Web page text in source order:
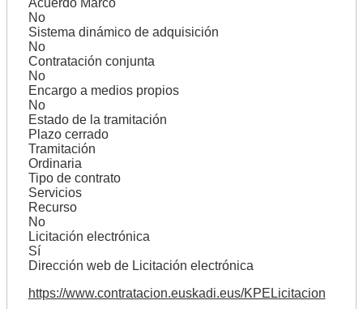
No
Sistema dinámico de adquisición
No
Contratación conjunta
No
Encargo a medios propios
No
Estado de la tramitación
Plazo cerrado
Tramitación
Ordinaria
Tipo de contrato
Servicios
Recurso
No
Licitación electrónica
Sí
Dirección web de Licitación electrónica
https://www.contratacion.euskadi.eus/KPELicitacion